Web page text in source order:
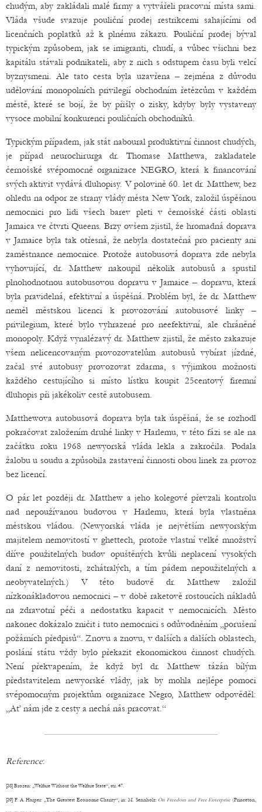
chudým, aby zakládali malé firmy a vytvářeli pracovní místa sami.
Vláda všude svazuje pouliční prodej restrikcemi sahajícími od
licenčních poplatků až k plnému zákazu. Pouliční prodej býval
typickým způsobem, jak se imigranti, chudí, a vůbec všichni bez
kapitálu stávali podnikateli, aby z nich s odstupem času byli velcí
byznysmeni. Ale tato cesta byla uzavřena – zejména z důvodu
udělování monopolních privilegií obchodním řetězcům v každém
městě, které se bojí, že by přišly o zisky, kdyby byly vystaveny
vysoce mobilní konkurenci pouličních obchodníků.
Typickým případem, jak stát naboural produktivní činnost chudých,
je případ neurochirurga dr. Thomase Matthewa, zakladatele
černošské svépomocné organizace NEGRO, která k financování
svých aktivit vydává dluhopisy. V polovině 60. let dr. Matthew, bez
ohledu na odpor ze strany vlády města New York, založil úspěšnou
nemocnici pro lidi všech barev pleti v černošské části oblasti
Jamaica ve čtvrti Queens. Brzy ovšem zjistil, že hromadná doprava
v Jamaice byla tak otřesná, že nebyla dostatečná pro pacienty ani
zaměstnance nemocnice. Protože autobusová doprava zde nebyla
vyhovující, dr. Matthew nakoupil několik autobusů a spustil
plnohodnotnou autobusovou dopravu v Jamaice – dopravu, která
byla pravidelná, efektivní a úspěšná. Problém byl, že dr. Matthew
neměl městskou licenci k provozování autobusové linky –
privilegium, které bylo vyhrazené pro neefektivní, ale chráněné
monopoly. Když vynalézavý dr. Matthew zjistil, že město zakazuje
všem nelicencovaným provozovatelům autobusů vybírat jízdné,
začal své autobusy provozovat zdarma, s výjimkou možnosti
každého cestujícího si místo lístku koupit 25centový firemní
dluhopis při jakékoliv cestě autobusem.
Matthewova autobusová doprava byla tak úspěšná, že se rozhodl
pokračovat založením druhé linky v Harlemu, v této fázi se ale na
začátku roku 1968 newyorská vláda lekla a zakročila. Podala
žalobu u soudu a způsobila zastavení činnosti obou linek za provoz
bez licencí.
O pár let později dr. Matthew a jeho kolegové převzali kontrolu
nad nepoužívanou budovou v Harlemu, která byla vlastněna
městskou vládou. (Newyorská vláda je největším newyorským
majitelem nemovitostí v ghettech, protože vlastní velké množství
dříve použitelných budov opuštěných kvůli neplacení vysokých
daní z nemovitosti, zchátralých, a tím pádem nepoužitelných a
neobyvatelných.) V této budově dr. Matthew založil
nízkonákladovou nemocnici – v době raketově rostoucích nákladů
na zdravotní péči a nedostatku kapacit v nemocnicích. Město
nakonec dokázalo zničit i tuto nemocnici s odůvodněním „porušení
požárních předpisů“. Znovu a znovu, v dalších a dalších oblastech,
poslání státu vždy bylo překazit ekonomickou činnost chudých.
Není překvapením, že když byl dr. Matthew tázán bílým
představitelem newyorské vlády, jak by mohla nejlépe pomoci
svépomocným projektům organizace Negro, Matthew odpověděl:
„Ať nám jde z cesty a nechá nás pracovat.“
Reference:
[38] Brozen: „Welfare Without the Welfare State“, str. 47.
[39] F. A. Harper: „The Greatest Economic Charity“, in: M. Sennholz: On Freedom and Free Enterprise (Princeton,